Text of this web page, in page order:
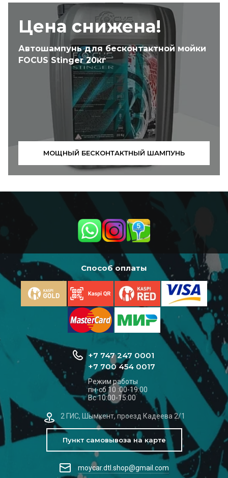
Цена снижена!
Автошампунь для бесконтактной мойки
FOCUS Stinger 20кг
МОЩНЫЙ БЕСКОНТАКТНЫЙ ШАМПУНЬ
Способ оплаты
+7 747 247 0001
+7 700 454 0017
Режим работы
пн-сб 10 :00-19:00
Вс 10:00-15:00
2 ГИС, Шымкент, проезд Кадеева 2/1
Пункт самовывоза на карте
moycar.dtl.shop@gmail.com